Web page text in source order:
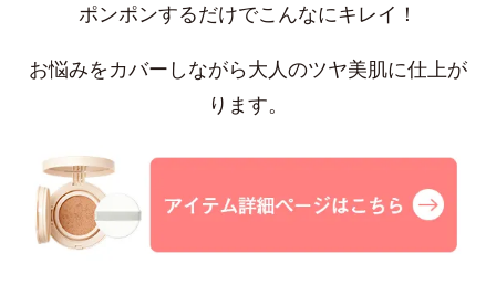
ポンポンするだけでこんなにキレイ！
お悩みをカバーしながら大人のツヤ美肌に仕上が
ります。